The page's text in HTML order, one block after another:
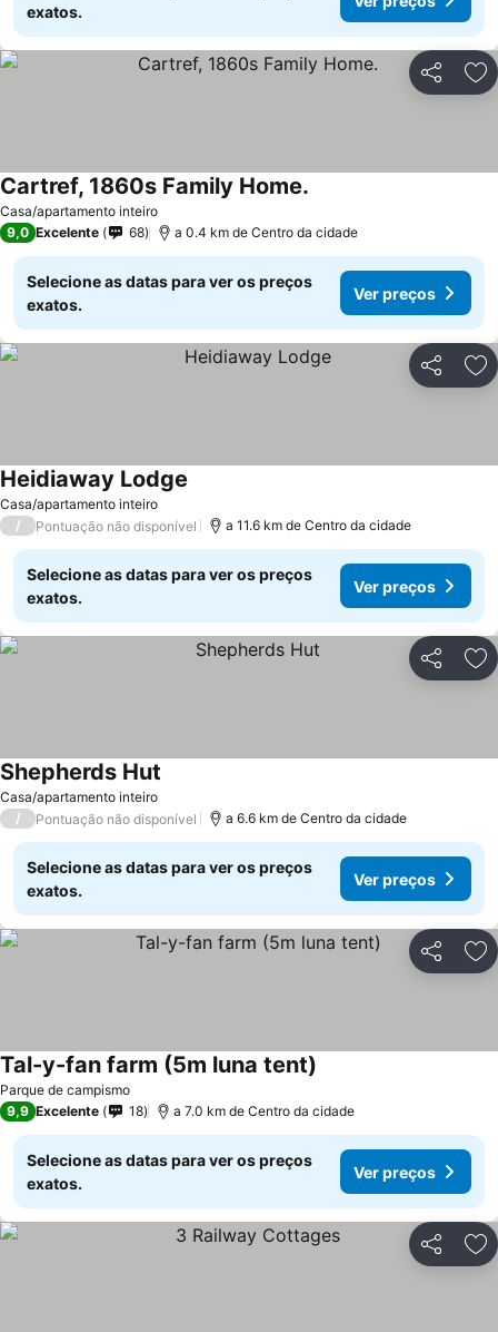
exatos.
Partilhar
Casa/apartamento inteiro
Cartref, 1860s Family Home.
9,0 Excelente 68 a 0.4 km de Centro da cidade
Selecione as datas para ver os preços
exatos.
Ver preços
Partilhar
Casa/apartamento inteiro
Heidiaway Lodge
/ Pontuação não disponível a 11.6 km de Centro da cidade
Selecione as datas para ver os preços
exatos.
Ver preços
Partilhar
Casa/apartamento inteiro
Shepherds Hut
/ Pontuação não disponível a 6.6 km de Centro da cidade
Selecione as datas para ver os preços
exatos.
Ver preços
Partilhar
Parque de campismo
Tal-y-fan farm (5m luna tent)
9,9 Excelente 18 a 7.0 km de Centro da cidade
Selecione as datas para ver os preços
exatos.
Ver preços
Partilhar